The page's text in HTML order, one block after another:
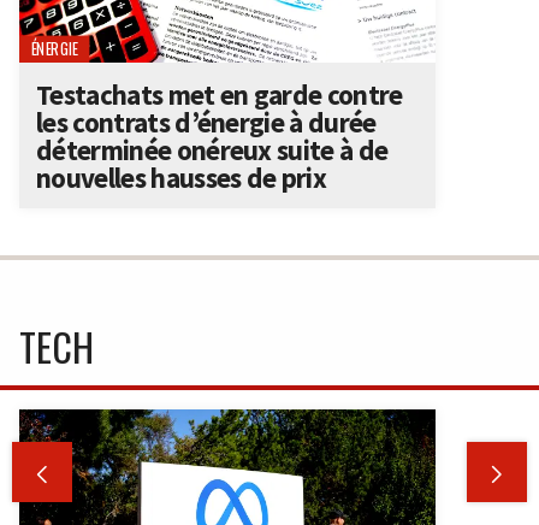
ÉNERGIE
Testachats met en garde contre
les contrats d’énergie à durée
déterminée onéreux suite à de
nouvelles hausses de prix
TECH
 